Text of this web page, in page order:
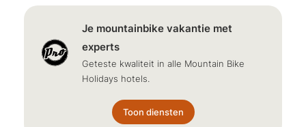
Je mountainbike vakantie met
experts
Geteste kwaliteit in alle Mountain Bike
Holidays hotels.
Toon diensten